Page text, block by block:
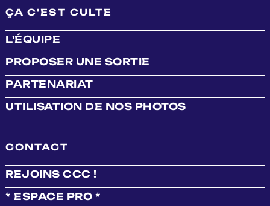
ÇA C'EST CULTE
L'ÉQUIPE
PROPOSER UNE SORTIE
PARTENARIAT
UTILISATION DE NOS PHOTOS
CONTACT
REJOINS CCC !
* ESPACE PRO *